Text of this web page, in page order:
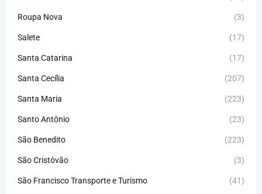
Roupa Nova (3)
Salete (17)
Santa Catarina (17)
Santa Cecília (207)
Santa Maria (223)
Santo Antônio (23)
São Benedito (223)
São Cristóvão (3)
São Francisco Transporte e Turismo (41)